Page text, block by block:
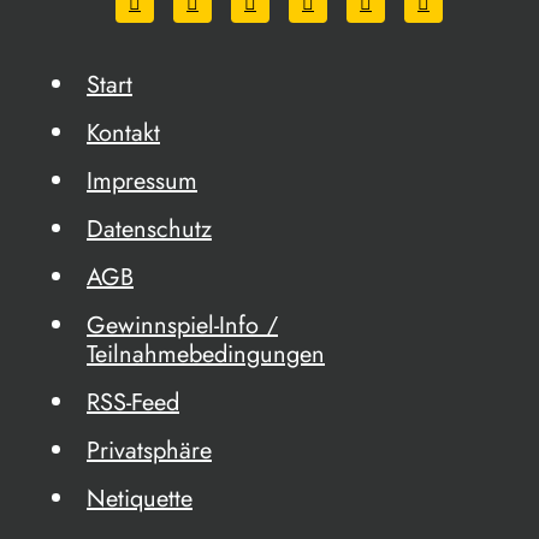
Start
Kontakt
Impressum
Datenschutz
AGB
Gewinnspiel-Info /
Teilnahmebedingungen
RSS-Feed
Privatsphäre
Netiquette